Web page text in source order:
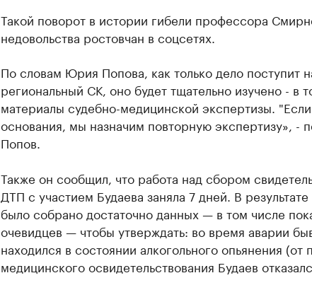
Такой поворот в истории гибели профессора
недовольства ростовчан в соцсетях.
По словам Юрия Попова, как только дело поступит
региональный СК, оно будет тщательно изучено - в
материалы судебно-медицинской экспертизы.
основания, мы назначим повторную экспертизу», -
Попов.
Также он сообщил, что работа над сбором
ДТП с участием Будаева заняла 7 дней. В
было собрано достаточно данных — в том числе
очевидцев — чтобы утверждать: во время аварии
находился в состоянии алкогольного опьянения (от
медицинского освидетельствования Будаев